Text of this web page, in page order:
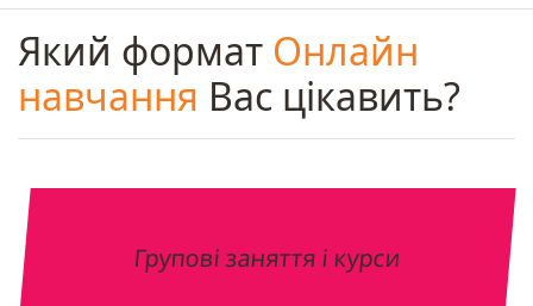
Який формат Онлайн
навчання Вас цікавить?
Групові заняття і курси